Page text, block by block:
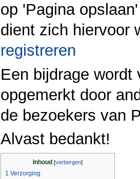
op 'Pagina
dient zich hiervoor
registreren
Een bijdrage wordt
opgemerkt door
de bezoekers van
Alvast bedankt!
Inhoud [verbergen]
1 Verzorging